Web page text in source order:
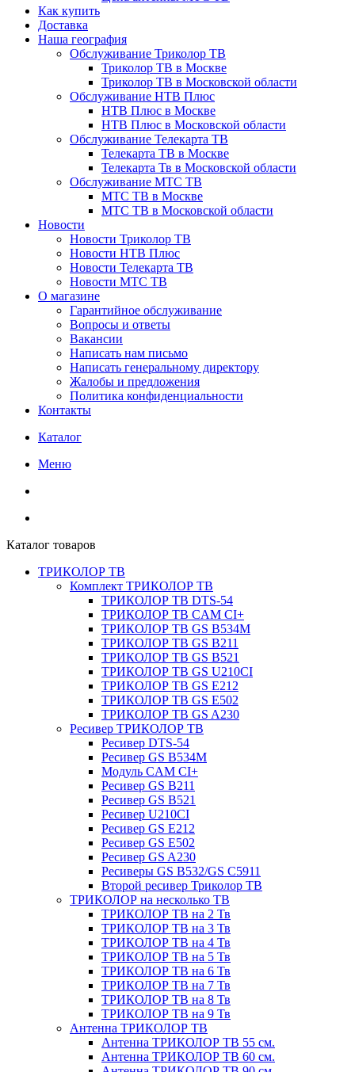
Как купить
Доставка
Наша география
Обслуживание Триколор ТВ
Триколор ТВ в Москве
Триколор ТВ в Московской области
Обслуживание НТВ Плюс
НТВ Плюс в Москве
НТВ Плюс в Московской области
Обслуживание Телекарта ТВ
Телекарта ТВ в Москве
Телекарта Тв в Московской области
Обслуживание МТС ТВ
МТС ТВ в Москве
МТС ТВ в Московской области
Новости
Новости Триколор ТВ
Новости НТВ Плюс
Новости Телекарта ТВ
Новости МТС ТВ
О магазине
Гарантийное обслуживание
Вопросы и ответы
Вакансии
Написать нам письмо
Написать генеральному директору
Жалобы и предложения
Политика конфиденциальности
Контакты
Каталог
Меню
Каталог товаров
ТРИКОЛОР ТВ
Комплект ТРИКОЛОР ТВ
ТРИКОЛОР ТВ DTS-54
ТРИКОЛОР ТВ CAM CI+
ТРИКОЛОР ТВ GS B534M
ТРИКОЛОР ТВ GS B211
ТРИКОЛОР ТВ GS B521
ТРИКОЛОР ТВ GS U210CI
ТРИКОЛОР ТВ GS E212
ТРИКОЛОР ТВ GS E502
ТРИКОЛОР ТВ GS A230
Ресивер ТРИКОЛОР ТВ
Ресивер DTS-54
Ресивер GS B534M
Модуль CAM CI+
Ресивер GS B211
Ресивер GS B521
Ресивер U210CI
Ресивер GS E212
Ресивер GS E502
Ресивер GS A230
Ресиверы GS B532/GS C5911
Второй ресивер Триколор ТВ
ТРИКОЛОР на несколько ТВ
ТРИКОЛОР ТВ на 2 Тв
ТРИКОЛОР ТВ на 3 Тв
ТРИКОЛОР ТВ на 4 Тв
ТРИКОЛОР ТВ на 5 Тв
ТРИКОЛОР ТВ на 6 Тв
ТРИКОЛОР ТВ на 7 Тв
ТРИКОЛОР ТВ на 8 Тв
ТРИКОЛОР ТВ на 9 Тв
Антенна ТРИКОЛОР ТВ
Антенна ТРИКОЛОР ТВ 55 см.
Антенна ТРИКОЛОР ТВ 60 см.